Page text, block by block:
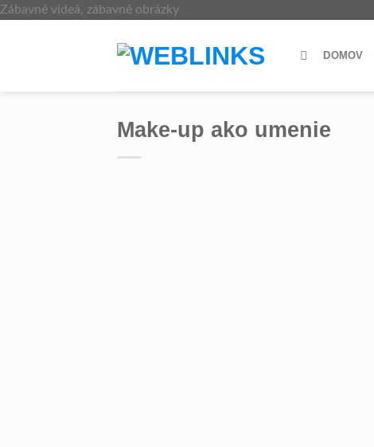
Zábavné videá, zábavné obrázkySkip
content
DOMOV
Make-up ako umenie